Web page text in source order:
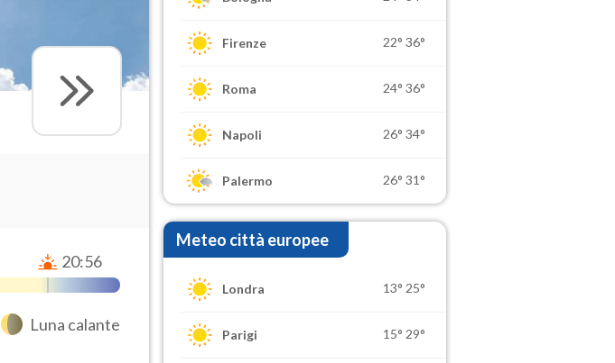
20:56
Luna calante
Firenze 22° 36°
Roma 24° 36°
Napoli 26° 34°
Palermo 26° 31°
Meteo città europee
Londra 13° 25°
Parigi 15° 29°